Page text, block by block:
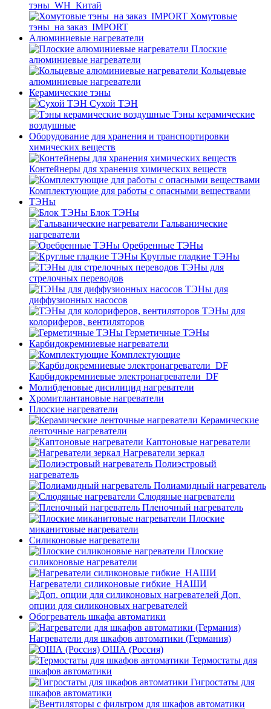
тэны_WH_Китай
Хомутовые
тэны_на заказ_IMPORT
Алюминиевые нагреватели
Плоские
алюминиевые нагреватели
Кольцевые
алюминиевые нагреватели
Керамические тэны
Сухой ТЭН
Тэны керамические
воздушные
Оборудование для хранения и транспортировки
химических веществ
Контейнеры для хранения химических веществ
Комплектующие для работы с опасными веществами
ТЭНы
Блок ТЭНы
Гальванические
нагреватели
Оребренные ТЭНы
Круглые гладкие ТЭНы
ТЭНы для
стрелочных переводов
ТЭНы для
диффузионных насосов
ТЭНы для
колориферов, вентиляторов
Герметичные ТЭНы
Карбидокремниевые нагреватели
Комплектующие
Карбидокремниевые электронагреватели_DF
Молибденовые дисилицид нагреватели
Хромитлантановые нагреватели
Плоские нагреватели
Керамические
ленточные нагреватели
Каптоновые нагреватели
Нагреватели зеркал
Полиэстровый
нагреватель
Полиамидный нагреватель
Слюдяные нагреватели
Пленочный нагреватель
Плоские
миканитовые нагреватели
Силиконовые нагреватели
Плоские
силиконовые нагреватели
Нагреватели силиконовые гибкие_НАШИ
Доп.
опции для силиконовых нагревателей
Обогреватель шкафа автоматики
Нагреватели для шкафов автоматики (Германия)
ОША (Россия)
Термостаты для
шкафов автоматики
Гигростаты для
шкафов автоматики